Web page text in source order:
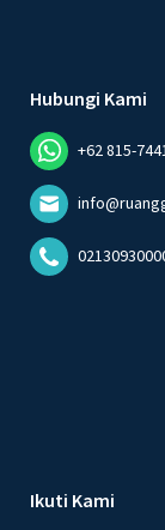
Hubungi Kami
+62 815-
Ikuti Kami